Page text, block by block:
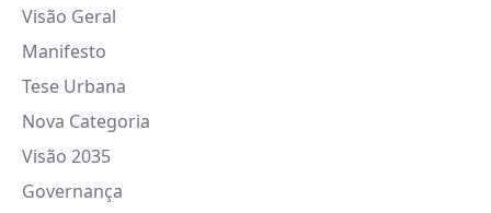
Visão Geral
Manifesto
Tese Urbana
Nova Categoria
Visão 2035
Governança